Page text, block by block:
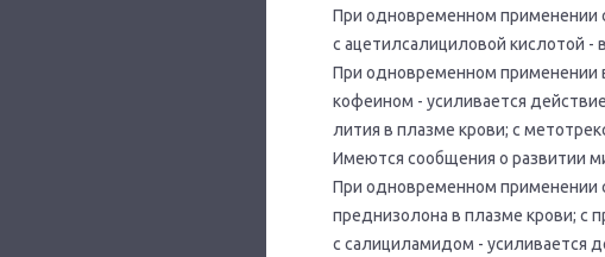
При одновременном применении
с ацетилсалициловой кислотой -
При одновременном применении
кофеином - усиливается
лития в плазме крови; с
Имеются сообщения о развитии
При одновременном применении
преднизолона в плазме крови; с
с салициламидом - усиливается